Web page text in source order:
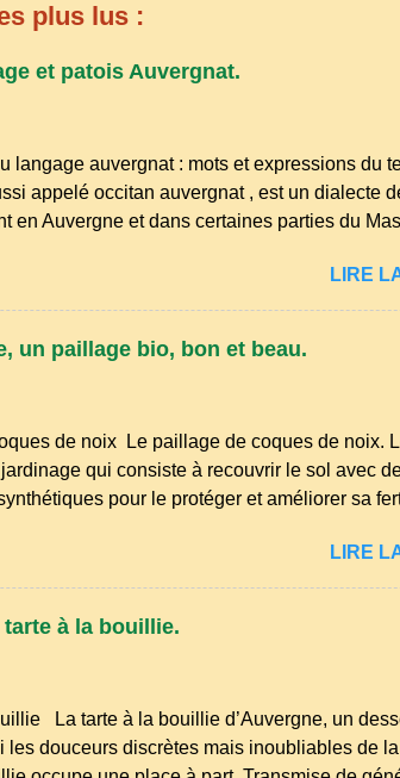
plus lus :
et patois Auvergnat.
langage auvergnat : mots et expressions du
appelé occitan auvergnat , est un dialecte
en Auvergne et dans certaines parties du
de locuteurs ait diminué au fil des
et en traditions. Par exemple, on
de la langue d’ Auvergne particulièrement
LIRE
un paillage bio, bon et beau.
de noix Le paillage de coques de noix.
qui consiste à recouvrir le sol avec
pour le protéger et améliorer sa
du sol. Diminution des mauvaises
ce qui freine la germination des
Il préserve le sol du froid en hiver et de la
la structure du sol : Les paillis organiques se
et premiers semis sont à l...
LIRE
à la bouillie.
La tarte à la bouillie d’Auvergne, un
douceurs discrètes mais inoubliables de